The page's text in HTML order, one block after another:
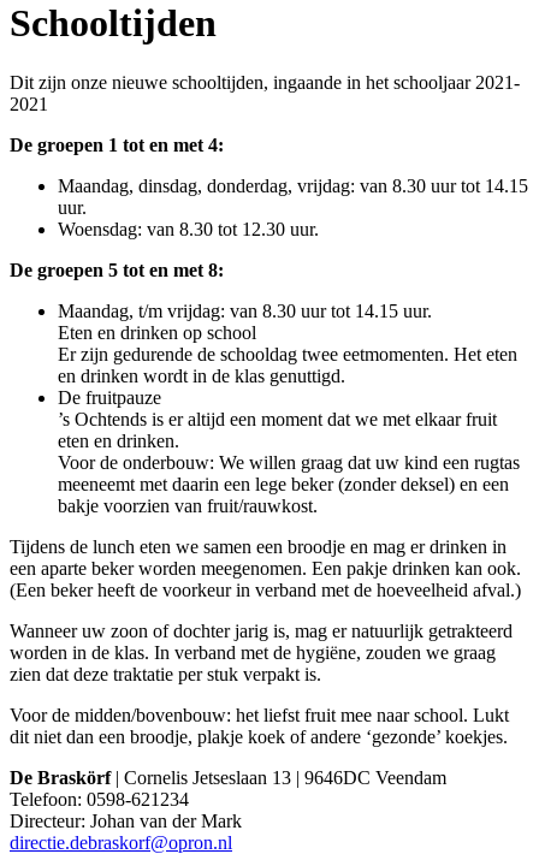
Schooltijden
Dit zijn onze nieuwe schooltijden, ingaande in het schooljaar 2021-
2021
De groepen 1 tot en met 4:
Maandag, dinsdag, donderdag, vrijdag: van 8.30 uur tot 14.15
uur.
Woensdag: van 8.30 tot 12.30 uur.
De groepen 5 tot en met 8:
Maandag, t/m vrijdag: van 8.30 uur tot 14.15 uur.
Eten en drinken op school
Er zijn gedurende de schooldag twee eetmomenten. Het eten
en drinken wordt in de klas genuttigd.
De fruitpauze
’s Ochtends is er altijd een moment dat we met elkaar fruit
eten en drinken.
Voor de onderbouw: We willen graag dat uw kind een rugtas
meeneemt met daarin een lege beker (zonder deksel) en een
bakje voorzien van fruit/rauwkost.
Tijdens de lunch eten we samen een broodje en mag er drinken in
een aparte beker worden meegenomen. Een pakje drinken kan ook.
(Een beker heeft de voorkeur in verband met de hoeveelheid afval.)
Wanneer uw zoon of dochter jarig is, mag er natuurlijk getrakteerd
worden in de klas. In verband met de hygiëne, zouden we graag
zien dat deze traktatie per stuk verpakt is.
Voor de midden/bovenbouw: het liefst fruit mee naar school. Lukt
dit niet dan een broodje, plakje koek of andere ‘gezonde’ koekjes.
De Braskörf| Cornelis Jetseslaan 13 | 9646DC Veendam
Telefoon: 0598-621234
Directeur: Johan van der Mark
directie.debraskorf@opron.nl